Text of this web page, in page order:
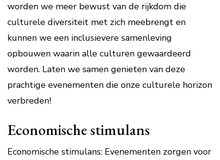
worden we meer bewust van de rijkdom die
culturele diversiteit met zich meebrengt en
kunnen we een inclusievere samenleving
opbouwen waarin alle culturen gewaardeerd
worden. Laten we samen genieten van deze
prachtige evenementen die onze culturele horizon
verbreden!
Economische stimulans
Economische stimulans: Evenementen zorgen voor